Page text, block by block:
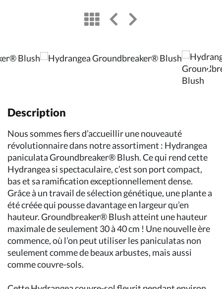
viewleft arrow
right arrow
Description
Nous sommes fiers d’accueillir une nouveauté
révolutionnaire dans notre assortiment : Hydrangea
paniculata Groundbreaker® Blush. Ce qui rend cette
Hydrangea si spectaculaire, c’est son port compact,
bas et sa ramification exceptionnellement dense.
Grâce à un travail de sélection génétique, une plante a
été créée qui pousse davantage en largeur qu’en
hauteur. Groundbreaker® Blush atteint une hauteur
maximale de seulement 30 à 40 cm ! Une nouvelle ère
commence, où l’on peut utiliser les paniculatas non
seulement comme de beaux arbustes, mais aussi
comme couvre-sols.